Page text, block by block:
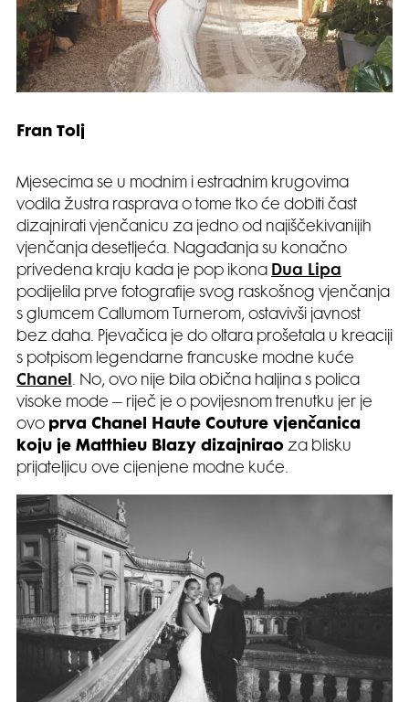
Fran Tolj
Mjesecima se u modnim i estradnim krugovima
vodila žustra rasprava o tome tko će dobiti čast
dizajnirati vjenčanicu za jedno od najiščekivanijih
vjenčanja desetljeća. Nagađanja su konačno
privedena kraju kada je pop ikona Dua Lipa
podijelila prve fotografije svog raskošnog vjenčanja
s glumcem Callumom Turnerom, ostavivši javnost
bez daha. Pjevačica je do oltara prošetala u kreaciji
s potpisom legendarne francuske modne kuće
Chanel. No, ovo nije bila obična haljina s polica
visoke mode – riječ je o povijesnom trenutku jer je
ovo prva Chanel Haute Couture vjenčanica
koju je Matthieu Blazy dizajnirao za blisku
prijateljicu ove cijenjene modne kuće.